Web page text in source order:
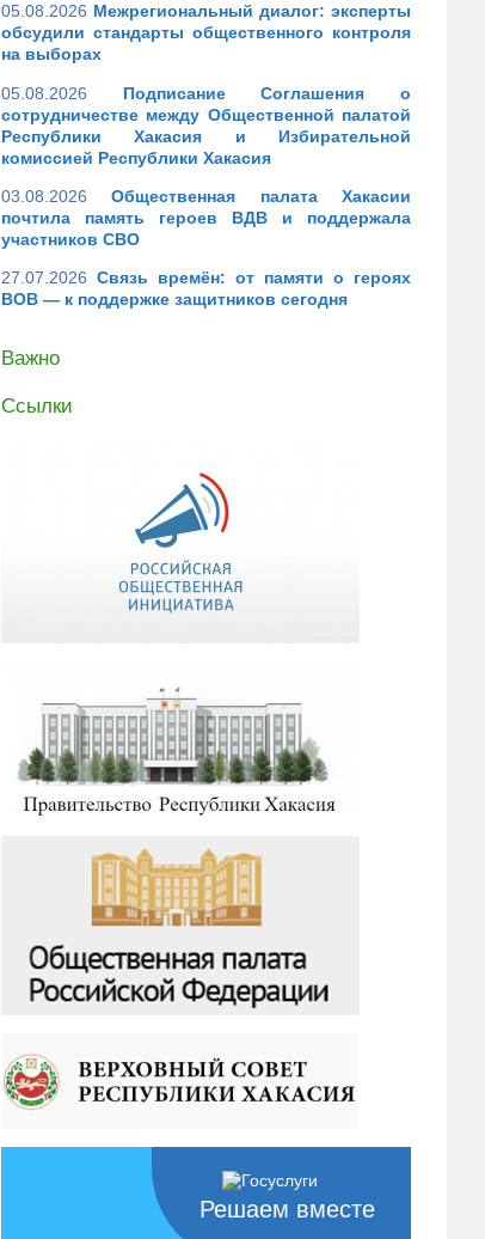
05.08.2026 Межрегиональный диалог: эксперты
обсудили стандарты общественного контроля
на выборах
05.08.2026
Подписание Соглашения о
сотрудничестве между Общественной палатой
Республики Хакасия и Избирательной
комиссией Республики Хакасия
03.08.2026
Общественная палата Хакасии
почтила память героев ВДВ и поддержала
участников СВО
27.07.2026 Связь времён: от памяти о героях
ВОВ — к поддержке защитников сегодня
Важно
Ссылки
Решаем вместе